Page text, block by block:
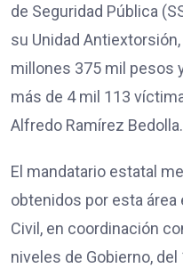
de Seguridad Pública
su Unidad
millones 375 mil pesos
más de 4 mil 113
Alfredo Ramírez Bedolla.
El mandatario estatal
obtenidos por esta área
Civil, en coordinación
niveles de Gobierno,